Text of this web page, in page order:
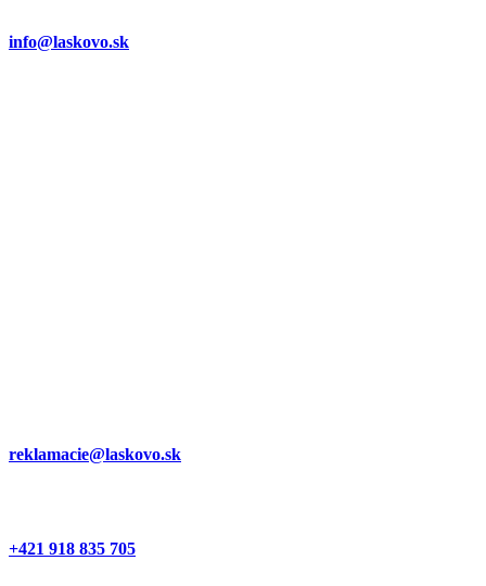
info@laskovo.sk
reklamacie@laskovo.sk
+421 918 835 705